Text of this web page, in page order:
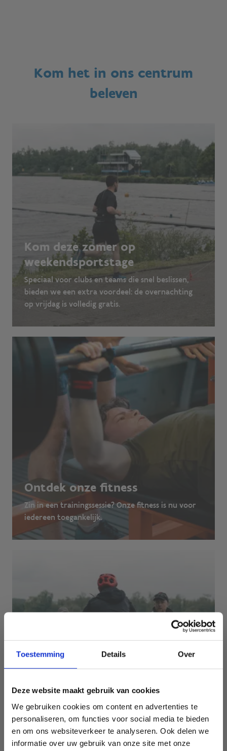
Toestemming Details Over
Deze website maakt gebruik van cookies
We gebruiken cookies om content en advertenties te
personaliseren, om functies voor social media te bieden
en om ons websiteverkeer te analyseren. Ook delen we
informatie over uw gebruik van onze site met onze
Kom het in ons centrum
beleven
Kom deze zomer op
weekendsportstage
Speciaal voor clubs en teams die snel beslissen,
bieden we een extra voordeel: de overnachting
op vrijdag is volledig gratis.
Ontdek onze fitness
Zin in een trainingssessie? Onze fitness is nu voor
iedereen toegankelijk.
Ga voor een triatlon met je
bedrijf
Daag je collega's sportief uit en kies voor een
onvergetelijke teambuilding.